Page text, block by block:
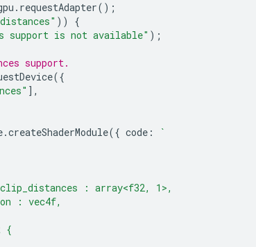
. requestAdapter();
))
{
support is not available" );
support.
({
],
.createShaderModule({ code :
`
: array<f32, 1>,
: vec4f,
{